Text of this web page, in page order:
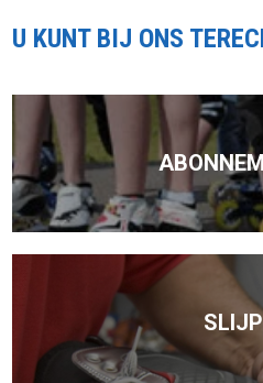
U KUNT BIJ ONS